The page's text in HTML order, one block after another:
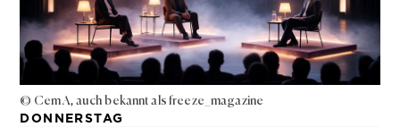
© Cem A, auch bekannt als freeze_magazine
DONNERSTAG